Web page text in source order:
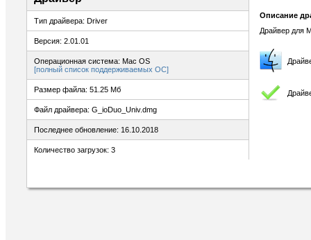
Тип драйвера: Driver
Версия: 2.01.01
Операционная система: Mac OS
[полный список поддерживаемых ОС]
Размер файла: 51.25 Мб
Файл драйвера: G_ioDuo_Univ.dmg
Последнее обновление: 16.10.2018
Количество загрузок: 3
Описание
Драйвер для